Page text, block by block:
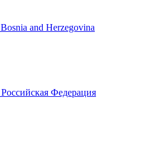
Bosnia and Herzegovina
Российская Федерация